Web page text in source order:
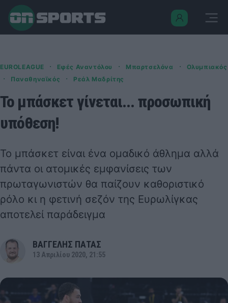
EUROLEAGUE · Εφές Αναντόλου · Μπαρτσελόνα · Ολυμπιακός
· Παναθηναϊκός · Ρεάλ Μαδρίτης
Το μπάσκετ γίνεται... προσωπική
υπόθεση!
Το μπάσκετ είναι ένα ομαδικό άθλημα αλλά
πάντα οι ατομικές εμφανίσεις των
πρωταγωνιστών θα παίζουν καθοριστικό
ρόλο κι η φετινή σεζόν της Ευρωλίγκας
αποτελεί παράδειγμα
ΒΑΓΓΕΛΗΣ ΠΑΤΑΣ
13 Απριλίου 2020, 21:55